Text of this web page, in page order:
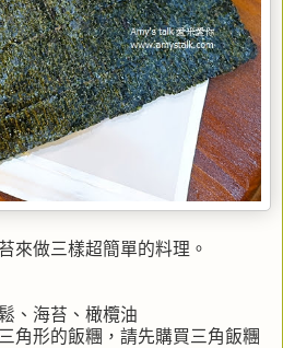
來做三樣超簡單的料理。
、海苔、橄欖油
角形的飯糰，請先購買三角飯糰